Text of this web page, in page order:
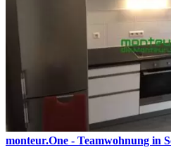
monteur.One - Teamwohnung in